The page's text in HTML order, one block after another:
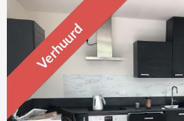
Verhuurd